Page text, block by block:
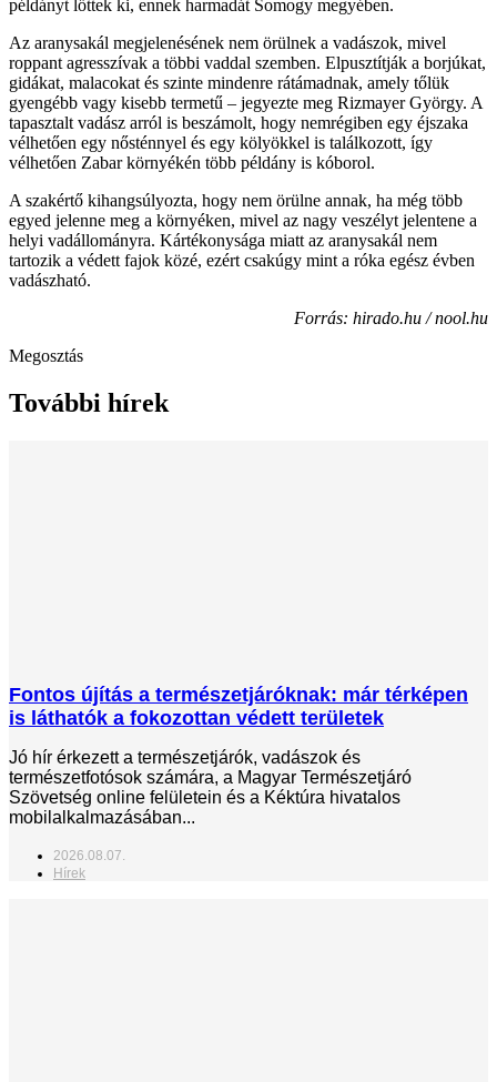
példányt lőttek ki, ennek harmadát Somogy megyében.
Az aranysakál megjelenésének nem örülnek a vadászok, mivel
roppant agresszívak a többi vaddal szemben. Elpusztítják a borjúkat,
gidákat, malacokat és szinte mindenre rátámadnak, amely tőlük
gyengébb vagy kisebb termetű – jegyezte meg Rizmayer György. A
tapasztalt vadász arról is beszámolt, hogy nemrégiben egy éjszaka
vélhetően egy nősténnyel és egy kölyökkel is találkozott, így
vélhetően Zabar környékén több példány is kóborol.
A szakértő kihangsúlyozta, hogy nem örülne annak, ha még több
egyed jelenne meg a környéken, mivel az nagy veszélyt jelentene a
helyi vadállományra. Kártékonysága miatt az aranysakál nem
tartozik a védett fajok közé, ezért csakúgy mint a róka egész évben
vadászható.
Forrás: hirado.hu / nool.hu
Megosztás
További hírek
Fontos újítás a természetjáróknak: már térképen
is láthatók a fokozottan védett területek
Jó hír érkezett a természetjárók, vadászok és
természetfotósok számára, a Magyar Természetjáró
Szövetség online felületein és a Kéktúra hivatalos
mobilalkalmazásában...
2026.08.07.
Hírek